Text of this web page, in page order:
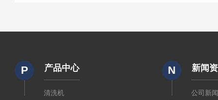
P 产品中心
清洗机
N 新闻
公司新